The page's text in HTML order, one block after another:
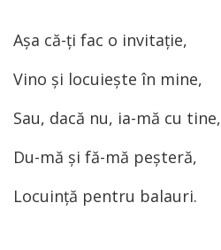
Aşa că-ţi fac o invitaţie,
Vino şi locuieşte în mine,
Sau, dacă nu, ia-mă cu tine,
Du-mă şi fă-mă peşteră,
Locuinţă pentru balauri.